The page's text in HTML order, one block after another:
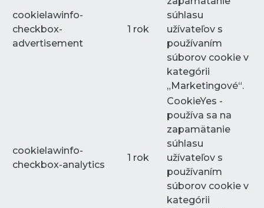
cookielawinfo-
checkbox-
advertisement
1 rok
súhlasu
užívateľov s
používaním
súborov cookie v
kategórii
„Marketingové“.
cookielawinfo-
checkbox-analytics
1 rok
CookieYes -
používa sa na
zapamätanie
súhlasu
užívateľov s
používaním
súborov cookie v
kategórii